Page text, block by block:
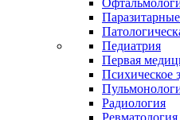
Педиатрия
Первая
Психическое
Радиология
Ревматология